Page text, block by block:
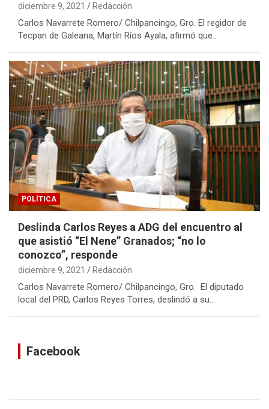
diciembre 9, 2021 Redacción
Carlos Navarrete Romero/ Chilpancingo, Gro. El regidor de
Tecpan de Galeana, Martín Ríos Ayala, afirmó que…
POLÍTICA
Deslinda Carlos Reyes a ADG del encuentro al
que asistió “El Nene” Granados; “no lo
conozco”, responde
diciembre 9, 2021 Redacción
Carlos Navarrete Romero/ Chilpancingo, Gro. El diputado
local del PRD, Carlos Reyes Torres, deslindó a su…
Facebook